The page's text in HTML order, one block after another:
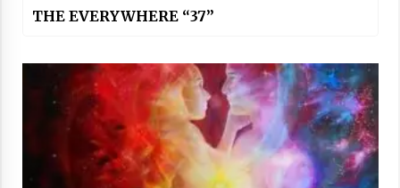
THE EVERYWHERE “37”